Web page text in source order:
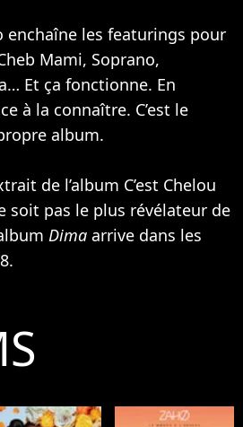
enchaîne les featurings pour
Mami, Soprano,
Et ça fonctionne. En
à la connaître. C’est le
album.
de l’album C’est Chelou
soit pas le plus révélateur de
Dima arrive dans les